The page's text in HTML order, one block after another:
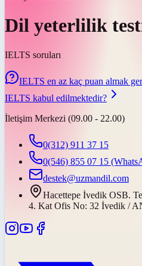
Dil yeterlilik
IELTS soruları
IELTS en az kaç puan almak
IELTS kabul edilmektedir?
İletişim Merkezi (09.00 - 22.00)
0(312) 911 37 15
0(546) 855 07 15
destek@uzmandil.com
Hacettepe İvedik OSB.
4. Kat Ofis No: 32 İvedik /